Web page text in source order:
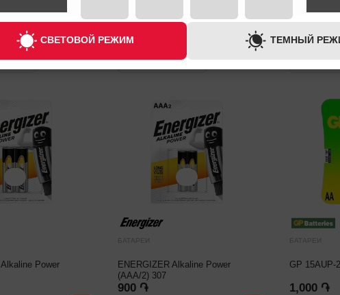
СВЕТОВОЙ РЕЖИМ ТЕМНЫЙ
Power
БАТАРЕИ
ENERGIZER Alkaline Power
(AAA/2) 307
900 ֏
БАТАРЕИ
GP 15AUP-
1,000 ֏